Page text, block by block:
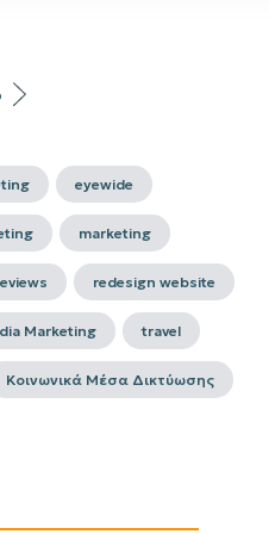
eyewide
marketing
redesign website
Marketing travel
Κοινωνικά Μέσα Δικτύωσης